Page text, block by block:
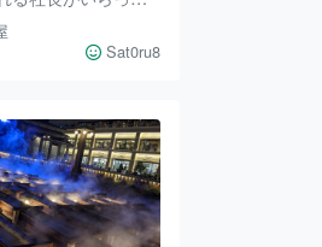
知名度が上がっ
小林君八百屋を訪
金額表示になって
ラの1個から買えま
、新鮮な野菜が小
ろっています。 小
Sat0ru8